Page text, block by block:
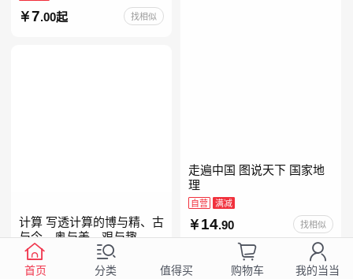
么照耀中国八年级上册的课
外书初二课外阅读书籍人教
7.00起 找相似
走遍中国 图说天下 国家地
理
自营 满减
14.90 找相似
计算 写透计算的博与精、古
与今、奥与美、艰与趣
自营
99
首页 分类 值得买 购物车 我的当当